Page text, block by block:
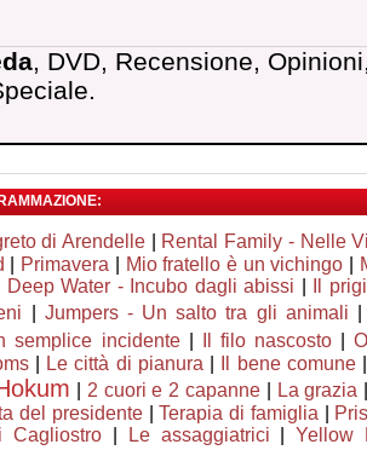
, DVD, Recensione,
di Arendelle
Rental Family - Nelle
Primavera Mio fratello è un vichingo
Deep Water - Incubo dagli abissi
Il
Jumpers - Un salto tra gli animali
semplice incidente| Il filo nascosto |
| Le città di pianura Il bene comune
2 cuori e 2 capanne La grazia
del presidente|Terapia di famiglia
Cagliostro| Le assaggiatrici |Yellow